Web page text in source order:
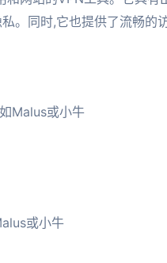
。同时,它也提供了流畅的
Malus或小牛
或小牛